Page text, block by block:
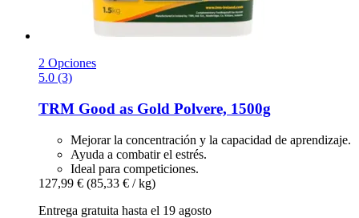
2 Opciones
5.0 (3)
TRM Good as Gold Polvere, 1500g
Mejorar la concentración y la capacidad de aprendizaje.
Ayuda a combatir el estrés.
Ideal para competiciones.
127,99 € (85,33 € / kg)
Entrega gratuita hasta el 19 agosto